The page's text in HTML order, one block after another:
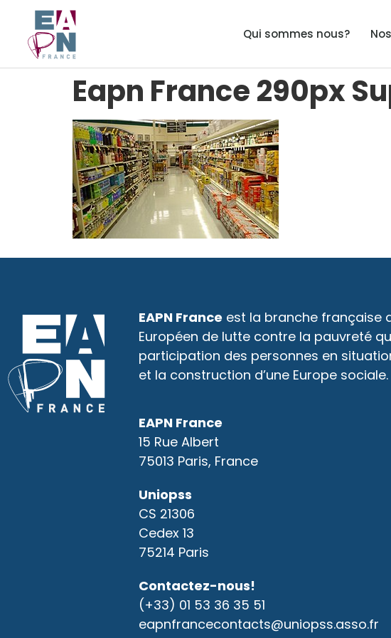
Qui sommes nous?
Eapn France 290px
EAPN France est la branche française
Européen de lutte contre la pauvreté
participation des personnes en
et la construction d’une Europe sociale.
EAPN France
15 Rue Albert
75013 Paris, France
Uniopss
CS 21306
Cedex 13
75214 Paris
Contactez-nous!
(+33) 01 53 36 35 51
eapnfrancecontacts@uniopss.asso.fr